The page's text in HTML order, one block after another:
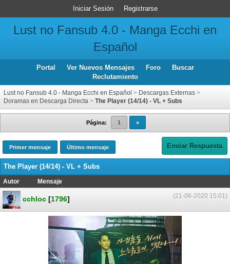
Iniciar Sesión Registrarse
Lust no Fansub 4.0 - Manga Ecchi en
Español
Portal Ver Nuevos Mensajes Foro
Buscar
Reclutamiento
Lust no Fansub 4.0 - Manga Ecchi en Español > Descargas Externas >
Doramas en Descarga Directa > The Player (14/14) - VL + Subs
Página: 1 »
Primer mensaje Último mensaje Enviar Respuesta
The Player (14/14) - VL + Subs
Autor
Mensaje
(21-06-2020 15:01)
cchloc [1796]